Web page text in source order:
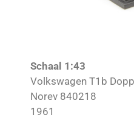
Schaal 1:43
Volkswagen T1b
Norev 840218
1961